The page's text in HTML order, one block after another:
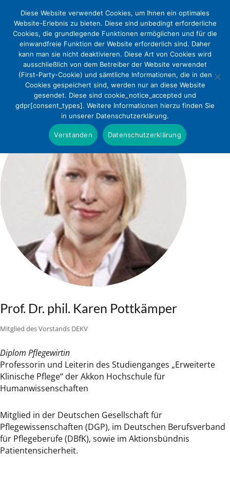
Prof. Dr. phil. Karen Pottkämper
Mitglied des Vorstands DEKV
Diplom Pflegewirtin
Professorin und Leiterin des Studienganges „Erweiterte
Klinische Pflege“ der Akkon Hochschule für
Humanwissenschaften
Mitglied in der Deutschen Gesellschaft für
Pflegewissenschaften (DGP), im Deutschen Berufsverband
für Pflegeberufe (DBfK), sowie im Aktionsbündnis
Patientensicherheit.
Diese Website verwendet Cookies, um Ihnen ein optimales
Website-Erlebnis zu bieten. Diese sind unbedingt erforderliche
Cookies, die grundlegende Funktionen ermöglichen und für die
einwandfreie Funktion der Website erforderlich sind. Daher
kann man sie nicht deaktivieren. Diese Art von Cookies wird
ausschließlich von dem Betreiber der Website verwendet
(First-Party-Cookie) und sämtliche Informationen, die in den
Cookies gespeichert sind, werden nur an diese Website
gesendet. Diese sind cookie_notice_accepted und
gdpr[consent_types]. Weitere Informationen hierzu finden Sie
in unserer Datenschutzerklärung.
Verstanden Datenschutzerklärung